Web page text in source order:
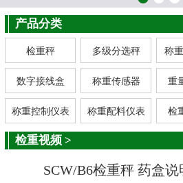
产品分类
检重秤 多级分选秤 称
数字接线盒 称重传感器 重
称重控制仪表 称重配料仪表 检
检重视频 >
SCW/B6检重秤 药盒